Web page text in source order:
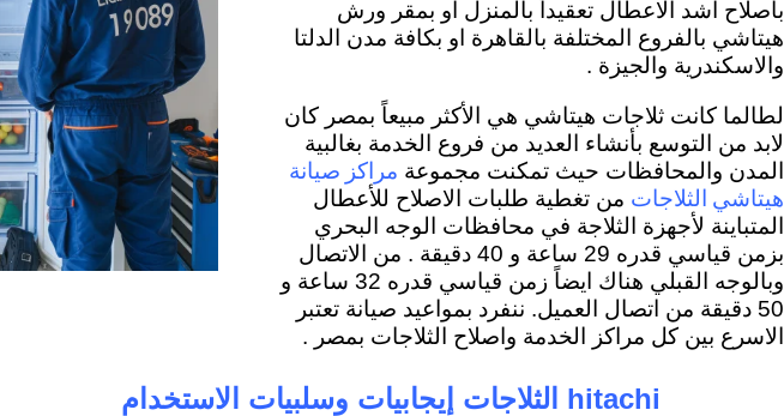
بأصلاح اشد الاعطال تعقيداً بالمنزل او بمقر ورش
هيتاشي بالفروع المختلفة بالقاهرة او بكافة مدن الدلتا
والاسكندرية والجيزة .
لطالما كانت ثلاجات هيتاشي هي الأكثر مبيعاً بمصر كان
لابد من التوسع بأنشاء العديد من فروع الخدمة بغالبية
المدن والمحافظات حيث تمكنت مجموعة مراكز صيانة
هيتاشي الثلاجات من تغطية طلبات الاصلاح للأعطال
المتباينة لأجهزة الثلاجة في محافظات الوجه البحري
بزمن قياسي قدره 29 ساعة و 40 دقيقة . من الاتصال
وبالوجه القبلي هناك ايضاً زمن قياسي قدره 32 ساعة و
50 دقيقة من اتصال العميل. ننفرد بمواعيد صيانة تعتبر
الاسرع بين كل مراكز الخدمة واصلاح الثلاجات بمصر .
hitachi الثلاجات إيجابيات وسلبيات الاستخدام